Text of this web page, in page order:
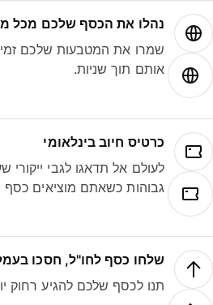
נהלו את הכסף שלכם מכל
שמרו את המטבעות שלכם
אותם תוך שניות.
כרטיס חיוב בינלאומי
לעולם אל תדאגו לגבי ייקורי
גבוהות כשאתם מוציאים כסף
שלחו כסף לחו"ל, חסכו
תנו לכסף שלכם להגיע רחוק